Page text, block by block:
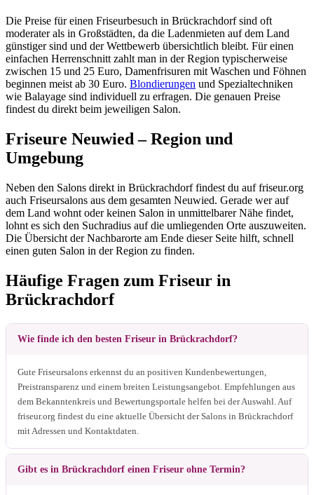
Die Preise für einen Friseurbesuch in Brückrachdorf sind oft
moderater als in Großstädten, da die Ladenmieten auf dem Land
günstiger sind und der Wettbewerb übersichtlich bleibt. Für einen
einfachen Herrenschnitt zahlt man in der Region typischerweise
zwischen 15 und 25 Euro, Damenfrisuren mit Waschen und Föhnen
beginnen meist ab 30 Euro. Blondierungen und Spezialtechniken
wie Balayage sind individuell zu erfragen. Die genauen Preise
findest du direkt beim jeweiligen Salon.
Friseure Neuwied – Region und
Umgebung
Neben den Salons direkt in Brückrachdorf findest du auf friseur.org
auch Friseursalons aus dem gesamten Neuwied. Gerade wer auf
dem Land wohnt oder keinen Salon in unmittelbarer Nähe findet,
lohnt es sich den Suchradius auf die umliegenden Orte auszuweiten.
Die Übersicht der Nachbarorte am Ende dieser Seite hilft, schnell
einen guten Salon in der Region zu finden.
Häufige Fragen zum Friseur in
Brückrachdorf
Wie finde ich den besten Friseur in Brückrachdorf?
Gute Friseursalons erkennst du an positiven Kundenbewertungen,
Preistransparenz und einem breiten Leistungsangebot. Empfehlungen aus
dem Bekanntenkreis und Bewertungsportale helfen bei der Auswahl. Auf
friseur.org findest du eine aktuelle Übersicht der Salons in Brückrachdorf
mit Adressen und Kontaktdaten.
Gibt es in Brückrachdorf einen Friseur ohne Termin?